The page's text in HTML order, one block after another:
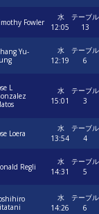
Fowler
水
12:05
テーブル
13
Yu-
水
12:19
テーブル
6
L
水
15:01
テーブル
3
Loera
水
13:54
テーブル
4
Regli
水
14:31
テーブル
5
水
14:26
テーブル
6